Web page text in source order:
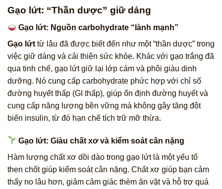
Gạo lứt: “Thần dược” giữ dáng
Gạo lứt: Nguồn carbohydrate “lành mạnh”
Gạo lứt từ lâu đã được biết đến như một “thần dược” trong
việc giữ dáng và cải thiện sức khỏe. Khác với gạo trắng đã
qua tinh chế, gạo lứt giữ lại lớp cám và phôi giàu dinh
dưỡng. Nó cung cấp carbohydrate phức hợp với chỉ số
đường huyết thấp (GI thấp), giúp ổn định đường huyết và
cung cấp năng lượng bền vững mà không gây tăng đột
biến insulin, từ đó hạn chế tích trữ mỡ thừa.
Gạo lứt: Giàu chất xơ và kiểm soát cân nặng
Hàm lượng chất xơ dồi dào trong gạo lứt là một yếu tố
then chốt giúp kiểm soát cân nặng. Chất xơ giúp bạn cảm
thấy no lâu hơn, giảm cảm giác thèm ăn vặt và hỗ trợ quá